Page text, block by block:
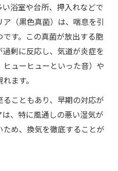
浴室や台所、押入れなどで
（黒色真菌）は、喘息を引
す。この真菌が放出する胞
剰に反応し、気道が炎症を
ューヒューといった音）や
ます。
こともあり、早期の対応が
、特に風通しの悪い湿気が
め、換気を徹底することが